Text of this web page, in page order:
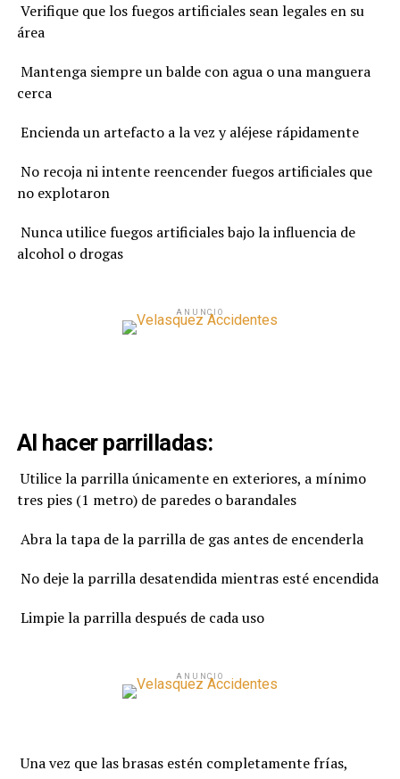
Verifique que los fuegos artificiales sean legales en su
área
Mantenga siempre un balde con agua o una manguera
cerca
Encienda un artefacto a la vez y aléjese rápidamente
No recoja ni intente reencender fuegos artificiales que
no explotaron
Nunca utilice fuegos artificiales bajo la influencia de
alcohol o drogas
ANUNCIO
Al hacer parrilladas:
Utilice la parrilla únicamente en exteriores, a mínimo
tres pies (1 metro) de paredes o barandales
Abra la tapa de la parrilla de gas antes de encenderla
No deje la parrilla desatendida mientras esté encendida
Limpie la parrilla después de cada uso
ANUNCIO
Una vez que las brasas estén completamente frías,